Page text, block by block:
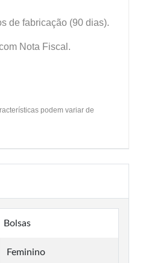
de fabricação (90 dias).
Nota Fiscal.
podem variar de
Bolsas
Feminino